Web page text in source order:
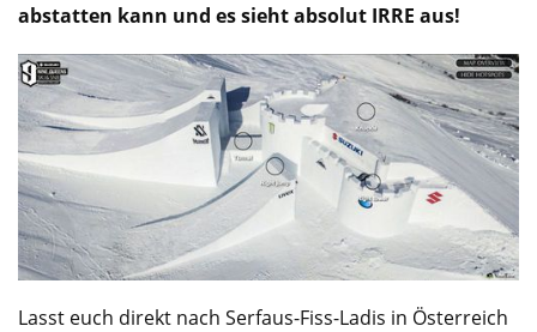
abstatten kann und es sieht absolut IRRE aus!
Lasst euch direkt nach Serfaus-Fiss-Ladis in Österreich